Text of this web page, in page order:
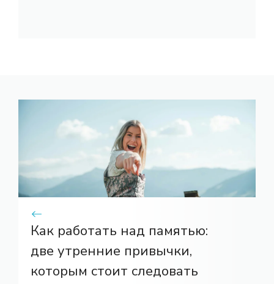
Как работать над памятью:
две утренние привычки,
которым стоит следовать